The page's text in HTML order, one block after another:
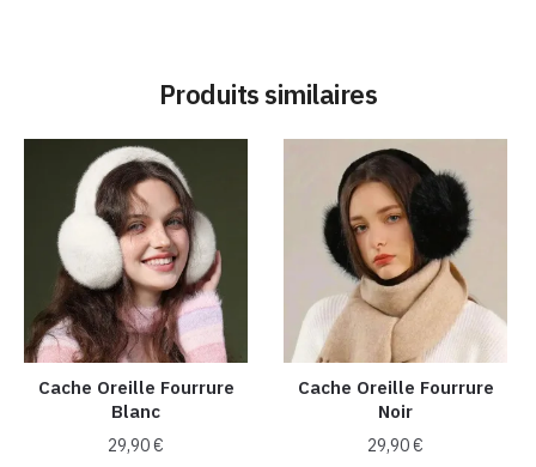
Produits similaires
Cache Oreille Fourrure
Blanc
29,90€
Cache Oreille Fourrure
Noir
29,90€